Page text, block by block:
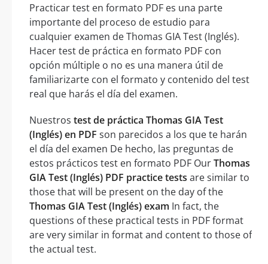
Practicar test en formato PDF es una parte
importante del proceso de estudio para
cualquier examen de Thomas GIA Test (Inglés).
Hacer test de práctica en formato PDF con
opción múltiple o no es una manera útil de
familiarizarte con el formato y contenido del test
real que harás el día del examen.
Nuestros test de práctica Thomas GIA Test
(Inglés) en PDF son parecidos a los que te harán
el día del examen De hecho, las preguntas de
estos prácticos test en formato PDF OurThomas
GIA Test (Inglés) PDF practice tests are similar to
those that will be present on the day of the
Thomas GIA Test (Inglés) exam In fact, the
questions of these practical tests in PDF format
are very similar in format and content to those of
the actual test.